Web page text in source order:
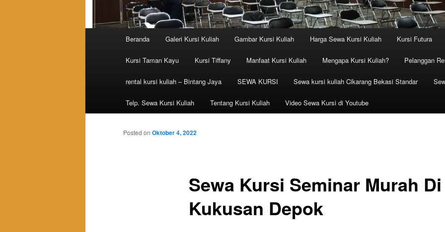
Skip to primary content
Skip to secondary content
Beranda Galeri Kursi Kuliah Gambar Kursi Kuliah Harga Sewa Kursi Kuliah Kursi Futura
Kursi Taman Kayu Kursi Tiffany Manfaat Kursi Kuliah Mengapa Kursi Kuliah? Pelanggan
rental kursi kuliah – Bintang Jaya SEWA KURSI Sewa kursi kuliah Cikarang Bekasi Standar
Telp. Sewa Kursi Kuliah Tentang Kursi Kuliah Video Sewa Kursi di Youtube
Sewa Kursi Seminar Murah Di
Kukusan Depok
Posted on Oktober 4, 2022